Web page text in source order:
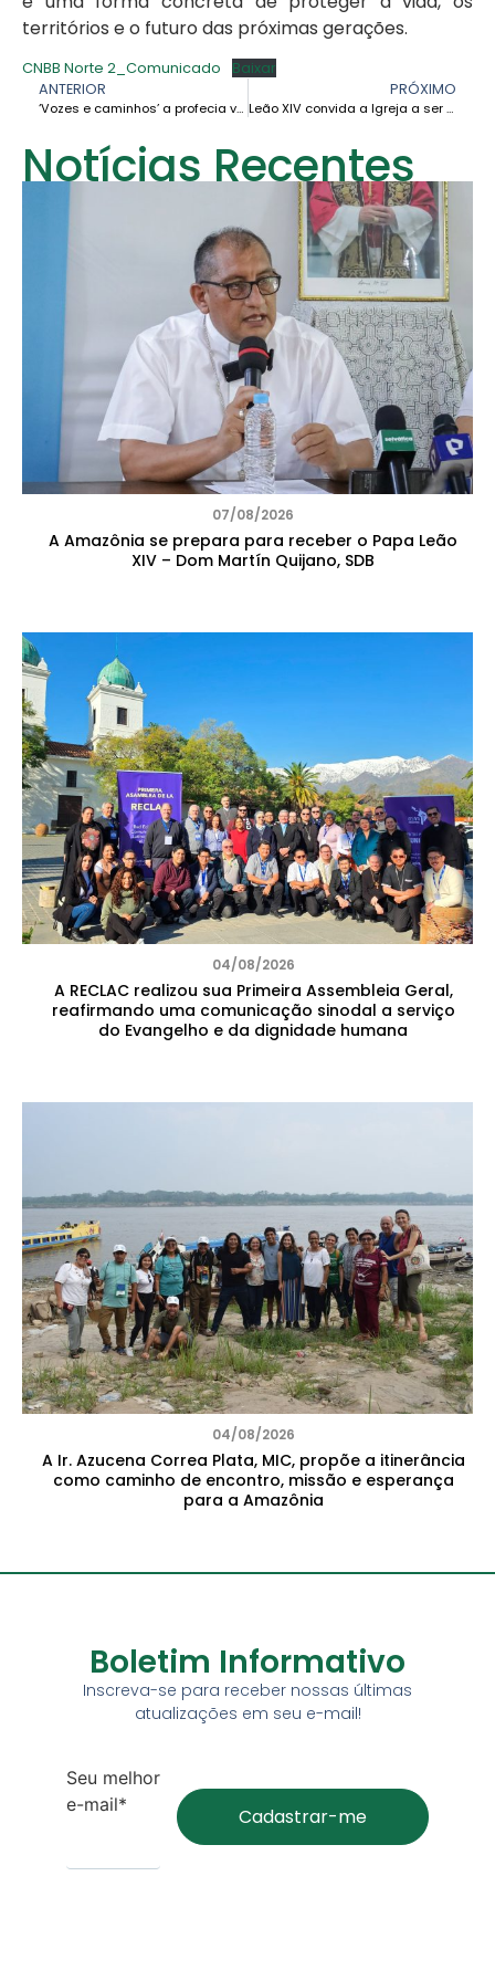
territórios e o futuro das próximas gerações.
CNBB Norte 2_Comunicado
Baixar
ANTERIOR
‘Vozes e caminhos’ a profecia vocacional que brota no chão da Amazônia
PRÓXIMO
Leão XIV convida a Igreja a ser um refúgio para os pobres e a ouvi-los com proximidade e fraternidade
Notícias Recentes
07/08/2026
A Amazônia se prepara para receber o Papa Leão
XIV – Dom Martín Quijano, SDB
04/08/2026
A RECLAC realizou sua Primeira Assembleia Geral,
reafirmando uma comunicação sinodal a serviço
do Evangelho e da dignidade humana
04/08/2026
A Ir. Azucena Correa Plata, MIC, propõe a itinerância
como caminho de encontro, missão e esperança
para a Amazônia
Boletim Informativo
Inscreva-se para receber nossas últimas
atualizações em seu e-mail!
Seu melhor
e-mail*